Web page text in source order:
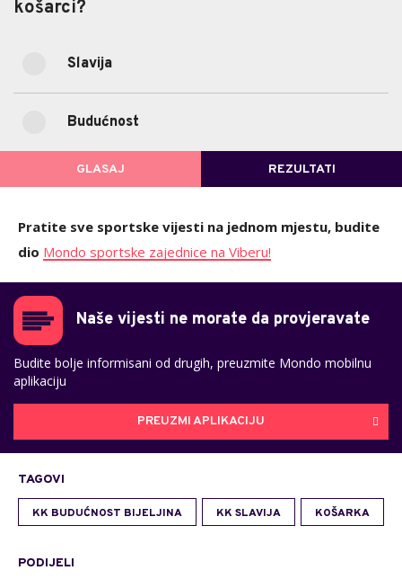
(5)
košarci?
Slavija
Budućnost
GLASAJ REZULTATI
Pratite sve sportske vijesti na jednom mjestu, budite
dio Mondo sportske zajednice na Viberu!
Naše vijesti ne morate da provjeravate
Budite bolje informisani od drugih, preuzmite Mondo mobilnu
aplikaciju
PREUZMI APLIKACIJU
TAGOVI
KK BUDUĆNOST BIJELJINA KK SLAVIJA KOŠARKA
PODIJELI